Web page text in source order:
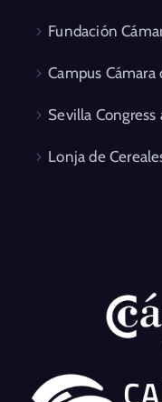
Fundación
Campus
Sevilla
Lonja de